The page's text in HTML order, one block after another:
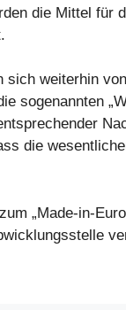
die Mittel für
sich weiterhin
sogenannten
die
„Made-in-